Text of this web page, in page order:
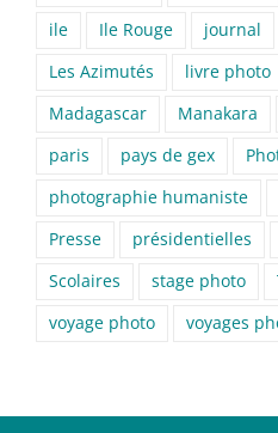
ile
Ile Rouge journal
Les Azimutés
livre photo
Madagascar
Manakara
paris
pays de gex
photographie humaniste
Presse
présidentielles
Scolaires
stage photo
voyage photo
voyages